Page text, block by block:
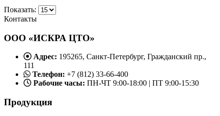
Показать:
Контакты
ООО «ИСКРА ЦТО»
Адрес: 195265, Санкт-Петербург, Гражданский пр.,
111
Телефон: +7 (812) 33-66-400
Рабочие часы: ПН-ЧТ 9:00-18:00 | ПТ 9:00-15:30
Продукция